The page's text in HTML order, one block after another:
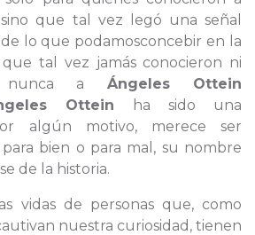
que tal vez legó una señal
lo que podamosconcebir en la
tal vez jamás conocieron ni
nunca a Ángeles Ottein
Ottein ha sido una
algún motivo, merece ser
bien o para mal, su nombre
de la historia.
vidas de personas que, como
nuestra curiosidad, tienen